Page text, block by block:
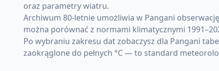
oraz parametry wiatru.
Archiwum 80-letnie umożliwia w Pangani
można porównać z normami klimatycznymi
Po wybraniu zakresu dat zobaczysz dla Pangani
zaokrąglone do pełnych °C — to standard